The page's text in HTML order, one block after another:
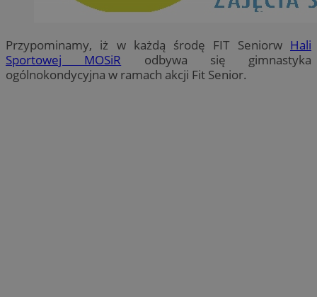
Przypominamy, iż w każdą środę FIT Seniorw Hali
Sportowej MOSiR odbywa się gimnastyka
ogólnokondycyjna w ramach akcji Fit Senior.